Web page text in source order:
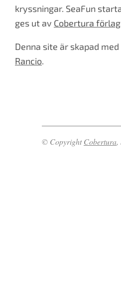
kryssningar. SeaFun
ges ut av Cobertura förlag
Denna site är skapad
Rancio.
© CopyrightCobertura,